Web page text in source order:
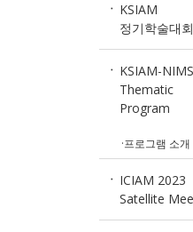
KSIAM
정기학술대회
KSIAM-NIMS
Thematic
Program
·프로그램 소개
ICIAM 2023
Satellite